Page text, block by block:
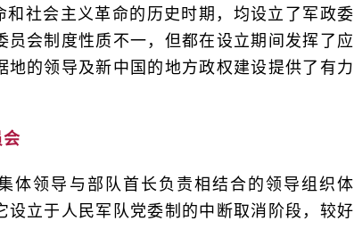
社会主义革命的历史时期，均设立了军政委
会制度性质不一，但都在设立期间发挥了应
的领导及新中国的地方政权建设提供了有力
体领导与部队首长负责相结合的领导组织体
立于人民军队党委制的中断取消阶段，较好